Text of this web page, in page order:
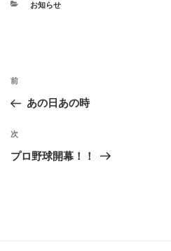
お知らせ
前
あの日あの時
次
プロ野球開幕！！